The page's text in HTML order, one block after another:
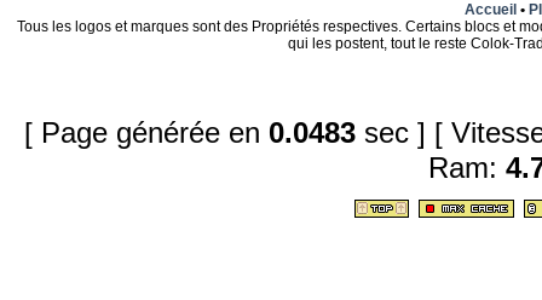
Accueil •
Tous les logos et marques sont des Propriétés respectives. Certains blocs et
qui les postent, tout le reste Colok-
[ Page générée en 0.0483 sec ] [
Ram: